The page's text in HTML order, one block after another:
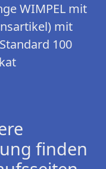
WIMPEL mit
mit
100
finden